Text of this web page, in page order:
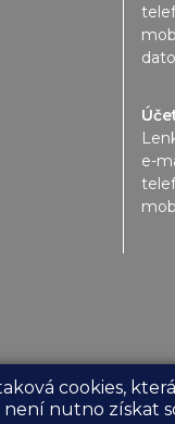
e-
cookies,
nutno získat